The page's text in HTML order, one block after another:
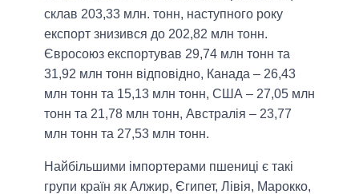
склав 203,33 млн. тонн, наступного року
експорт знизився до 202,82 млн тонн.
Євросоюз експортував 29,74 млн тонн та
31,92 млн тонн відповідно, Канада – 26,43
млн тонн та 15,13 млн тонн, США – 27,05 млн
тонн та 21,78 млн тонн, Австралія – 23,77
млн тонн та 27,53 млн тонн.
Найбільшими імпортерами пшениці є такі
групи країн як Алжир, Єгипет, Лівія, Марокко,